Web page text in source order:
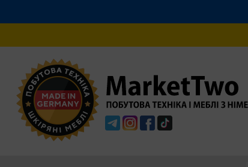
TelegramInstagramFacebook